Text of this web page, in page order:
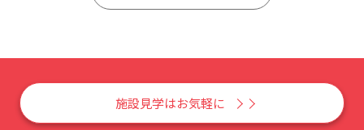
施設見学はお気軽に